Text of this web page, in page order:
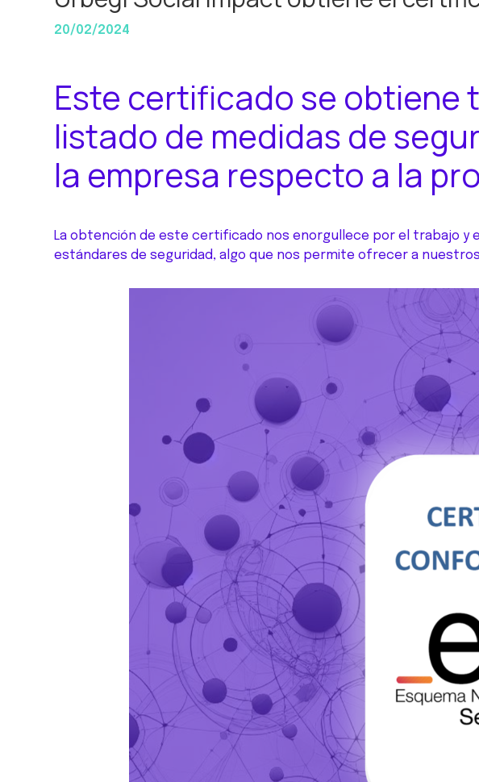
20/02/2024
Este certificado se obtiene
listado de medidas de
la empresa respecto a la
La obtención de este certificado nos enorgullece por el trabajo y
estándares de seguridad, algo que nos permite ofrecer a